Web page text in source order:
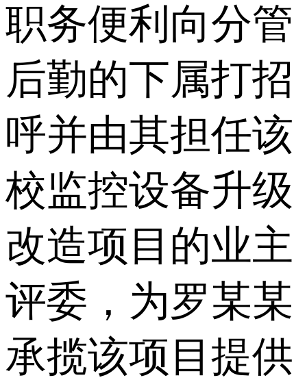
职务便利向分管
后勤的下属打招
呼并由其担任该
校监控设备升级
改造项目的业主
评委，为罗某某
承揽该项目提供